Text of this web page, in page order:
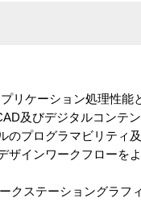
リケーション処理性
及びデジタルコンテ
のプログラマビリティ
インワークフローを
クステーショングラ